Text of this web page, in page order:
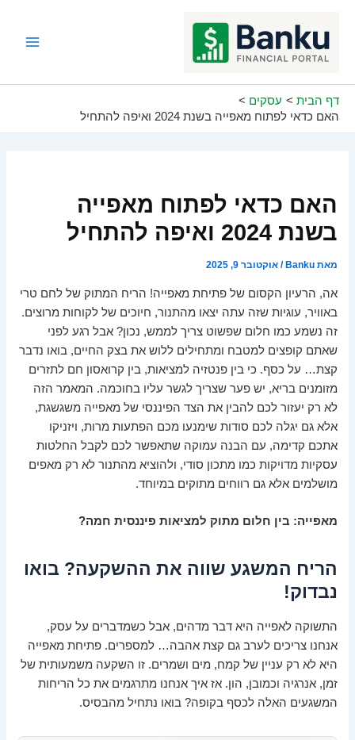
דף הבית
עסקים
האם כדאי לפתוח מאפייה בשנת 2024 ואיפה להתחיל
האם כדאי לפתוח מאפייה
בשנת 2024 ואיפה להתחיל
מאתBanku
/אוקטובר 9, 2025
אה, הרעיון הקסום של פתיחת מאפייה! הריח המתוק של לחם טרי
באוויר, עוגיות שזה עתה יצאו מהתנור, חיוכים של לקוחות מרוצים.
זה נשמע כמו חלום שפשוט צריך לממש, נכון? אבל רגע לפני
שאתם קופצים למטבח ומתחילים ללוש את בצק החיים, בואו נדבר
קצת… על כסף. כי בין פנטזיה למציאות, בין קרואסון חם לתזרים
מזומנים בריא, יש פער שצריך לגשר עליו בחוכמה. המאמר הזה
לא רק יעזור לכם להבין את הצד הפיננסי של מאפייה משגשגת,
אלא גם יגלה לכם סודות שימנעו מכם הפתעות מרות, ויזניקו
אתכם קדימה, עם הבנה עמוקה שתאפשר לכם לקבל החלטות
עסקיות מדויקות כמו מתכון סודי, ולהוציא מהתנור לא רק מאפים
מושלמים אלא גם רווחים מתוקים במיוחד.
מאפייה: בין חלום מתוק למציאות פיננסית חמה?
הריח המשגע שווה את ההשקעה? בואו
נבדוק!
התשוקה לאפייה היא דבר מדהים, אבל כשמדברים על עסק,
אנחנו צריכים לערב גם קצת אהבה… למספרים. פתיחת מאפייה
היא לא רק עניין של קמח, מים ושמרים. זו השקעה משמעותית של
זמן, אנרגיה וכמובן, הון. אז איך אנחנו מתרגמים את כל הריחות
המשגעים האלה לכסף בקופה? בואו נתחיל מהבסיס.